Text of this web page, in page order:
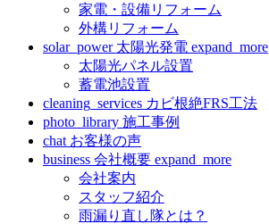
家電・設備リフォーム
外構リフォーム
solar_power 太陽光発電 expand_more
太陽光パネル設置
蓄電池設置
cleaning_services カビ根絶FRS工法
photo_library 施工事例
chat お客様の声
business 会社概要 expand_more
会社案内
スタッフ紹介
雨漏り直し隊とは？